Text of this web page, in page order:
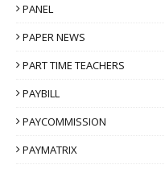
PANEL
PAPER NEWS
PART TIME TEACHERS
PAYBILL
PAYCOMMISSION
PAYMATRIX